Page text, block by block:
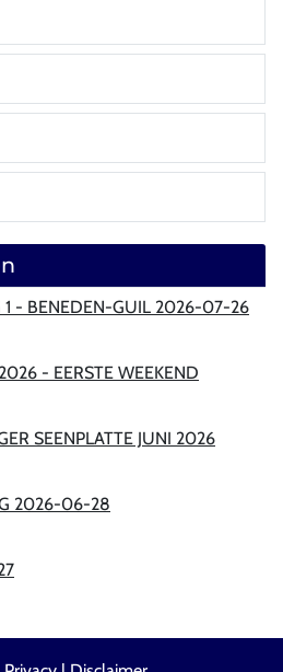
1 - BENEDEN-GUIL 2026-07-26
- EERSTE WEEKEND
SEENPLATTE JUNI 2026
2026-06-28